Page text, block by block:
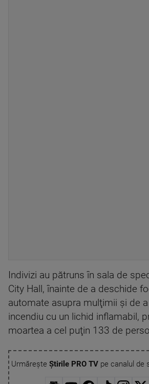
Indivizi au pătruns în sala de
City Hall, înainte de a deschide
automate asupra mulţimii şi de
incendiu cu un lichid inflamabil,
moartea a cel puţin 133 de
Urmărește Știrile PRO TVpe canalul de